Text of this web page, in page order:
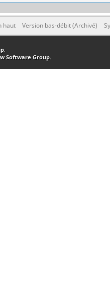
haut Version bas-débit (Archivé)
.
Software Group.